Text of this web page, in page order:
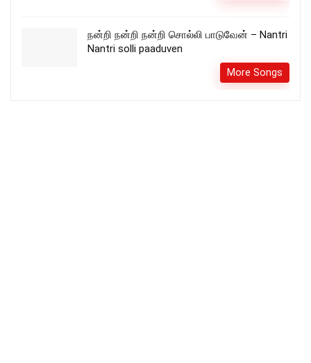
நன்றி நன்றி நன்றி சொல்லி பாடுவேன் – Nantri
Nantri solli paaduven
More Songs